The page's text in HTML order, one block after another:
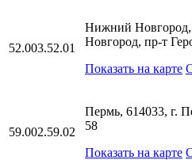
52.003.52.01
Нижний
Новгород, пр-т
Показать на карте
59.002.59.02
Пермь, 614033, г.
58
Показать на карте